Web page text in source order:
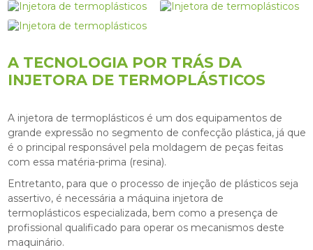
A TECNOLOGIA POR TRÁS DA
INJETORA DE TERMOPLÁSTICOS
A injetora de termoplásticosé um dos equipamentos de
grande expressão no segmento de confecção plástica, já que
é o principal responsável pela moldagem de peças feitas
com essa matéria-prima (resina).
Entretanto, para que o processo de injeção de plásticos seja
assertivo, é necessária a máquina injetora de
termoplásticosespecializada, bem como a presença de
profissional qualificado para operar os mecanismos deste
maquinário.